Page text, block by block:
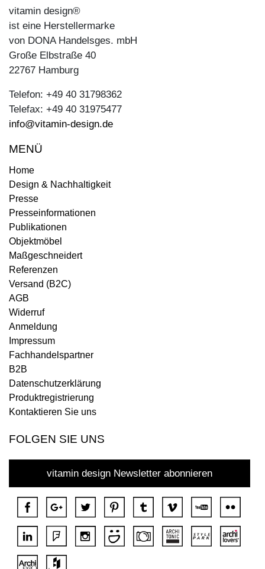
vitamin design®
ist eine Herstellermarke
von DONA Handelsges. mbH
Große Elbstraße 40
22767 Hamburg
Telefon: +49 40 31798362
Telefax: +49 40 31975477
info@vitamin-design.de
MENÜ
Home
Design & Nachhaltigkeit
Presse
Presseinformationen
Publikationen
Objektmöbel
Maßgeschneidert
Referenzen
Versand (B2C)
AGB
Widerruf
Anmeldung
Impressum
Fachhandelspartner
B2B
Datenschutzerklärung
Produktregistrierung
Kontaktieren Sie uns
FOLGEN SIE UNS
vitamin design Newsletter abonnieren